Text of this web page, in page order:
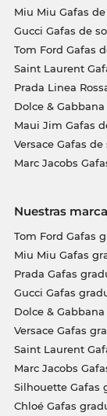
Miu Miu Gafas de
Gucci Gafas de
Tom Ford Gafas
Saint Laurent
Prada Linea
Dolce &
Maui Jim Gafas
Versace Gafas de
Marc Jacobs
Nuestras
Tom Ford Gafas
Miu Miu Gafas
Prada Gafas
Gucci Gafas
Dolce &
Versace Gafas
Saint Laurent
Marc Jacobs
Silhouette Gafas
Chloé Gafas